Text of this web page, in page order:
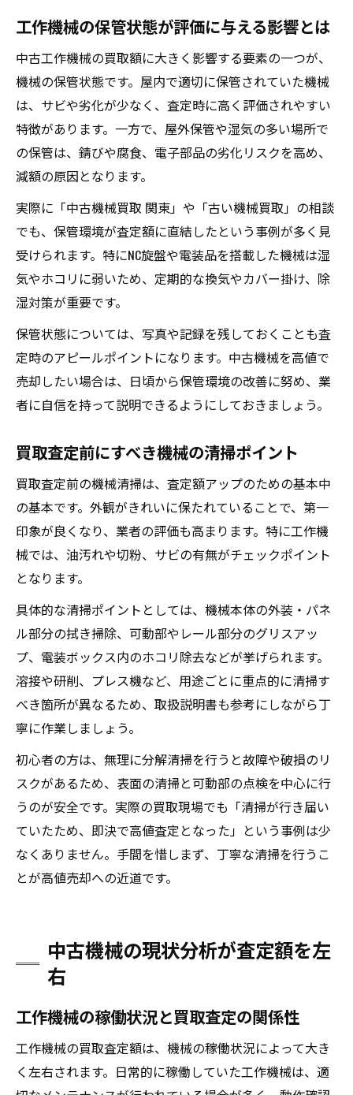
工作機械の保管状態が評価に与える影響とは
中古工作機械の買取額に大きく影響する要素の一つが、
機械の保管状態です。屋内で適切に保管されていた機械
は、サビや劣化が少なく、査定時に高く評価されやすい
特徴があります。一方で、屋外保管や湿気の多い場所で
の保管は、錆びや腐食、電子部品の劣化リスクを高め、
減額の原因となります。
実際に「中古機械買取 関東」や「古い機械買取」の相談
でも、保管環境が査定額に直結したという事例が多く見
受けられます。特にNC旋盤や電装品を搭載した機械は湿
気やホコリに弱いため、定期的な換気やカバー掛け、除
湿対策が重要です。
保管状態については、写真や記録を残しておくことも査
定時のアピールポイントになります。中古機械を高値で
売却したい場合は、日頃から保管環境の改善に努め、業
者に自信を持って説明できるようにしておきましょう。
買取査定前にすべき機械の清掃ポイント
買取査定前の機械清掃は、査定額アップのための基本中
の基本です。外観がきれいに保たれていることで、第一
印象が良くなり、業者の評価も高まります。特に工作機
械では、油汚れや切粉、サビの有無がチェックポイント
となります。
具体的な清掃ポイントとしては、機械本体の外装・パネ
ル部分の拭き掃除、可動部やレール部分のグリスアッ
プ、電装ボックス内のホコリ除去などが挙げられます。
溶接や研削、プレス機など、用途ごとに重点的に清掃す
べき箇所が異なるため、取扱説明書も参考にしながら丁
寧に作業しましょう。
初心者の方は、無理に分解清掃を行うと故障や破損のリ
スクがあるため、表面の清掃と可動部の点検を中心に行
うのが安全です。実際の買取現場でも「清掃が行き届い
ていたため、即決で高値査定となった」という事例は少
なくありません。手間を惜しまず、丁寧な清掃を行うこ
とが高値売却への近道です。
中古機械の現状分析が査定額を左
右
工作機械の稼働状況と買取査定の関係性
工作機械の買取査定額は、機械の稼働状況によって大き
く左右されます。日常的に稼働していた工作機械は、適